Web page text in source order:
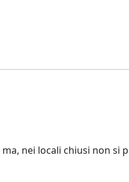
ma, nei locali chiusi non